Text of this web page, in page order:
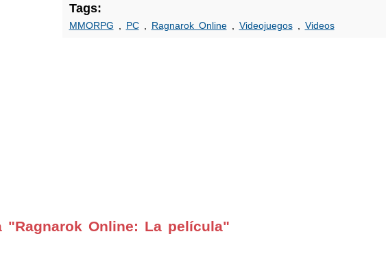
Tags:
MMORPG PC, Ragnarok Online, Videojuegos, Videos
"Ragnarok Online: La película"